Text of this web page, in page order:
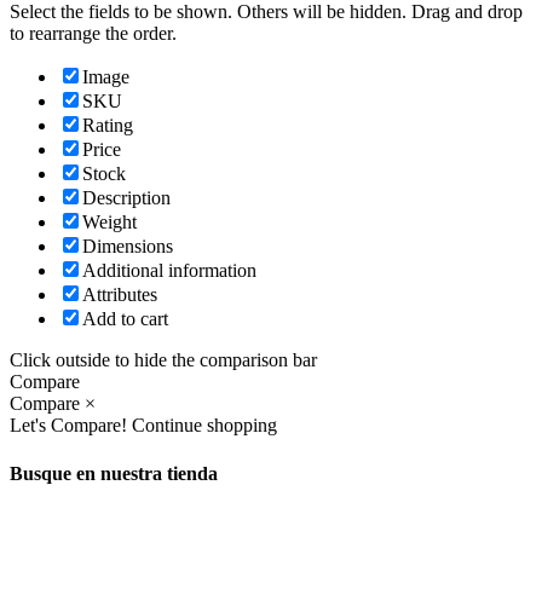
Select the fields to be shown. Others will be hidden. Drag and drop
to rearrange the order.
Image
SKU
Rating
Price
Stock
Description
Weight
Dimensions
Additional information
Attributes
Add to cart
Click outside to hide the comparison bar
Compare
Compare ×
Let's Compare! Continue shopping
Busque en nuestra tienda